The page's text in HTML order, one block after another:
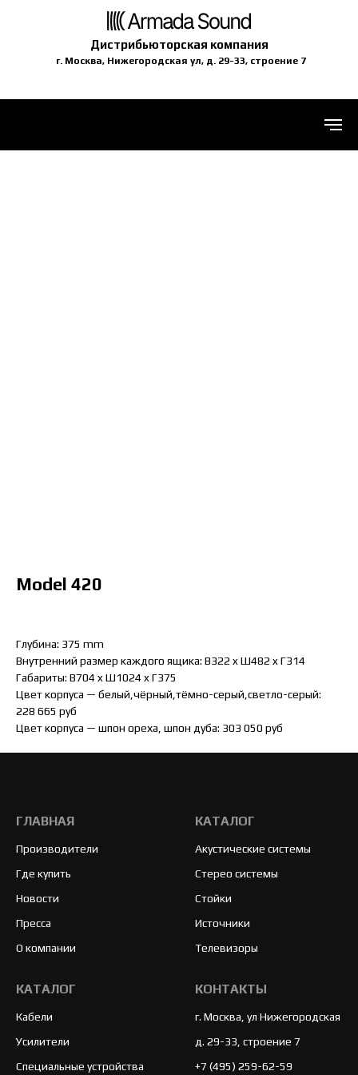
Дистрибьюторская компания
г. Москва, Нижегородская ул, д. 29-33, строение 7
Model 420
Глубина: 375 mm
Внутренний размер каждого ящика: B322 x Ш482 x Г314
Габариты: B704 x Ш1024 x Г375
Цвет корпуса — белый,чёрный,тёмно-серый,светло-серый:
228 665 руб
Цвет корпуса — шпон ореха, шпон дуба: 303 050 руб
ГЛАВНАЯ
Производители
Где купить
Новости
Пресса
О компании
КАТАЛОГ
Акустические системы
Стерео системы
Стойки
Источники
Телевизоры
КАТАЛОГ
Кабели
Усилители
Специальные устройства
КОНТАКТЫ
г. Москва, ул Нижегородская
д. 29-33, строение 7
+7 (495) 259-62-59